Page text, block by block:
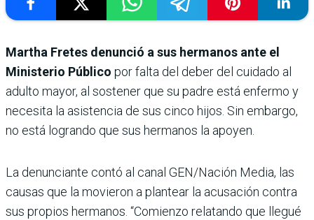
Martha Fretes denunció a sus hermanos ante el
Ministerio Público por falta del deber del cuidado al
adulto mayor, al sostener que su padre está enfermo y
necesita la asistencia de sus cinco hijos. Sin embargo,
no está logrando que sus hermanos la apoyen.
La denunciante contó al canal GEN/Nación Media, las
causas que la movieron a plantear la acusación contra
sus propios hermanos. “Comienzo relatando que llegué